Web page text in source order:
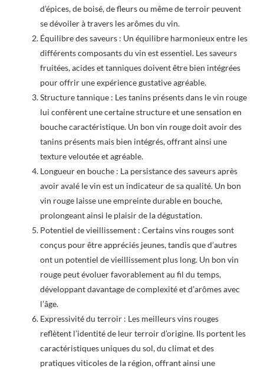
d’épices, de boisé, de fleurs ou même de terroir peuvent
se dévoiler à travers les arômes du vin.
Équilibre des saveurs : Un équilibre harmonieux entre les
différents composants du vin est essentiel. Les saveurs
fruitées, acides et tanniques doivent être bien intégrées
pour offrir une expérience gustative agréable.
Structure tannique : Les tanins présents dans le vin rouge
lui confèrent une certaine structure et une sensation en
bouche caractéristique. Un bon vin rouge doit avoir des
tanins présents mais bien intégrés, offrant ainsi une
texture veloutée et agréable.
Longueur en bouche : La persistance des saveurs après
avoir avalé le vin est un indicateur de sa qualité. Un bon
vin rouge laisse une empreinte durable en bouche,
prolongeant ainsi le plaisir de la dégustation.
Potentiel de vieillissement : Certains vins rouges sont
conçus pour être appréciés jeunes, tandis que d’autres
ont un potentiel de vieillissement plus long. Un bon vin
rouge peut évoluer favorablement au fil du temps,
développant davantage de complexité et d’arômes avec
l’âge.
Expressivité du terroir : Les meilleurs vins rouges
reflètent l’identité de leur terroir d’origine. Ils portent les
caractéristiques uniques du sol, du climat et des
pratiques viticoles de la région, offrant ainsi une